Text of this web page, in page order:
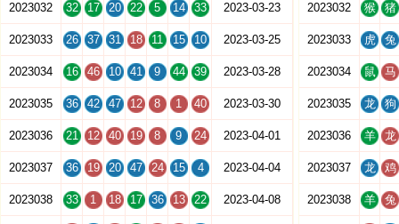
2023032 32 17 20 22 5 14 33 2023-03-23
2023033 26 37 31 18 11 15 10 2023-03-25
2023034 16 46 10 41 9 44 39 2023-03-28
2023035 36 42 47 12 8 1 40 2023-03-30
2023036 21 12 40 19 8 9 24 2023-04-01
2023037 36 19 20 47 24 15 4 2023-04-04
2023038 33 1 18 17 36 13 22 2023-04-08
2023032 猴 猪
2023033 虎 兔
2023034 鼠 马
2023035 龙 狗
2023036 羊 龙
2023037 龙 鸡
2023038 羊 兔